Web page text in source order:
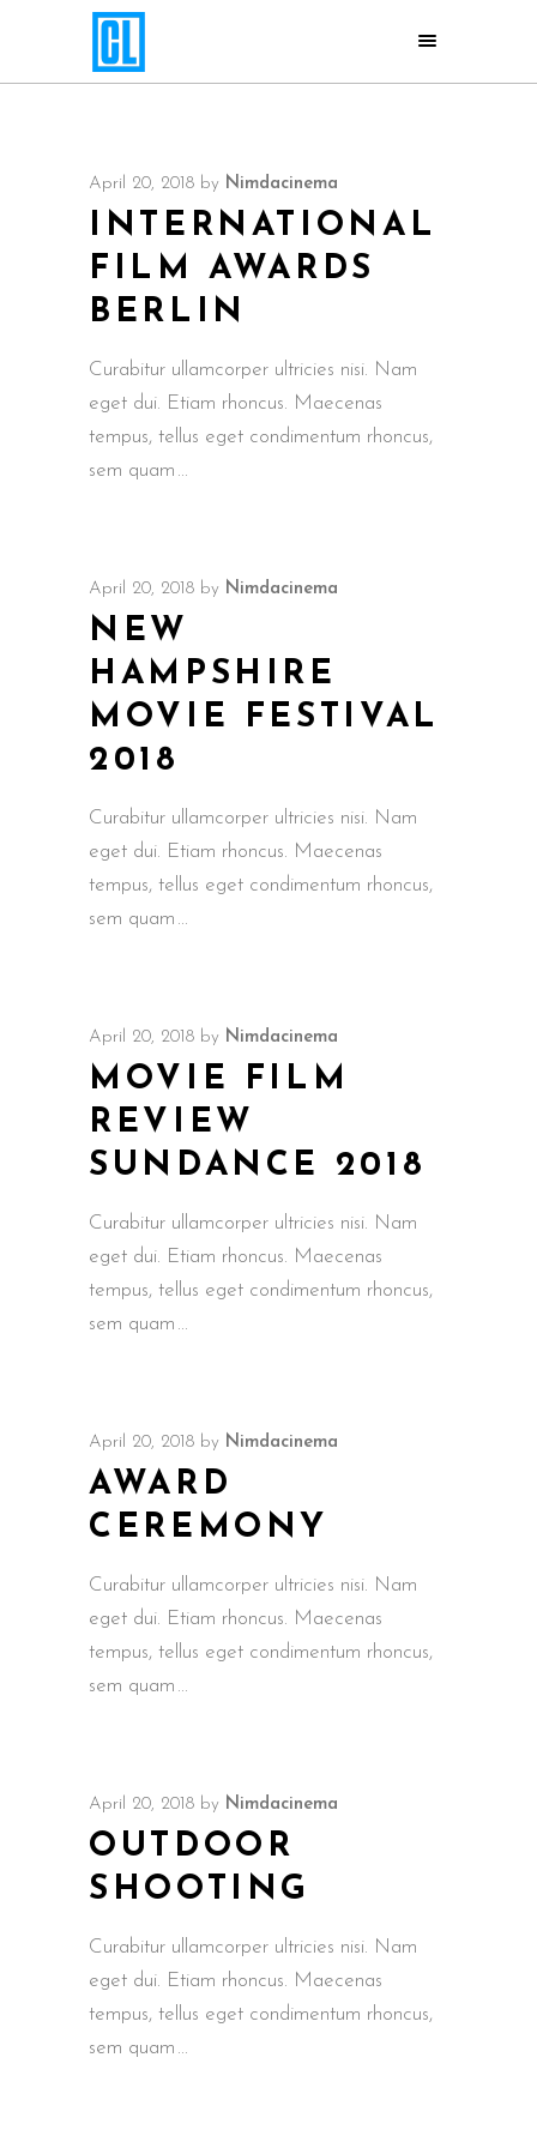
April 20, 2018 by Nimdacinema
INTERNATIONAL
FILM AWARDS
BERLIN
Curabitur ullamcorper ultricies nisi. Nam
eget dui. Etiam rhoncus. Maecenas
tempus, tellus eget condimentum rhoncus,
sem quam
April 20, 2018 by Nimdacinema
NEW
HAMPSHIRE
MOVIE FESTIVAL
2018
Curabitur ullamcorper ultricies nisi. Nam
eget dui. Etiam rhoncus. Maecenas
tempus, tellus eget condimentum rhoncus,
sem quam
April 20, 2018 by Nimdacinema
MOVIE FILM
REVIEW
SUNDANCE 2018
Curabitur ullamcorper ultricies nisi. Nam
eget dui. Etiam rhoncus. Maecenas
tempus, tellus eget condimentum rhoncus,
sem quam
April 20, 2018 by Nimdacinema
AWARD
CEREMONY
Curabitur ullamcorper ultricies nisi. Nam
eget dui. Etiam rhoncus. Maecenas
tempus, tellus eget condimentum rhoncus,
sem quam
April 20, 2018 by Nimdacinema
OUTDOOR
SHOOTING
Curabitur ullamcorper ultricies nisi. Nam
eget dui. Etiam rhoncus. Maecenas
tempus, tellus eget condimentum rhoncus,
sem quam